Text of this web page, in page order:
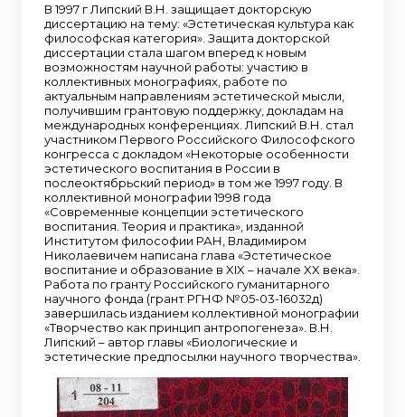
В 1997 г Липский В.Н. защищает докторскую
диссертацию на тему: «Эстетическая культура как
философская категория». Защита докторской
диссертации стала шагом вперед к новым
возможностям научной работы: участию в
коллективных монографиях, работе по
актуальным направлениям эстетической мысли,
получившим грантовую поддержку, докладам на
международных конференциях. Липский В.Н. стал
участником Первого Российского Философского
конгресса с докладом «Некоторые особенности
эстетического воспитания в России в
послеоктябрьский период» в том же 1997 году. В
коллективной монографии 1998 года
«Современные концепции эстетического
воспитания. Теория и практика», изданной
Институтом философии РАН, Владимиром
Николаевичем написана глава «Эстетическое
воспитание и образование в XIX – начале XX века».
Работа по гранту Российского гуманитарного
научного фонда (грант РГНФ №05-03-16032д)
завершилась изданием коллективной монографии
«Творчество как принцип антропогенеза». В.Н.
Липский – автор главы «Биологические и
эстетические предпосылки научного творчества».